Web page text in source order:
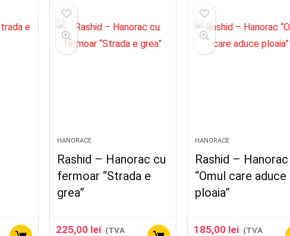
HANORACE
Rashid – Hanorac cu
fermoar “Strada e
grea”
225,00 lei (TVA
HANORACE
Rashid – Hanorac
“Omul care aduce
ploaia”
185,00 lei (TVA